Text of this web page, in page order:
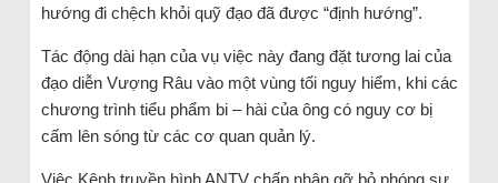
hướng đi chệch khỏi quỹ đạo đã được “định hướng”.
Tác động dài hạn của vụ việc này đang đặt tương lai của
đạo diễn Vượng Râu vào một vùng tối nguy hiểm, khi các
chương trình tiểu phẩm bi – hài của ông có nguy cơ bị
cấm lên sóng từ các cơ quan quản lý.
Việc Kênh truyền hình ANTV chấp nhận gỡ bỏ phóng sự